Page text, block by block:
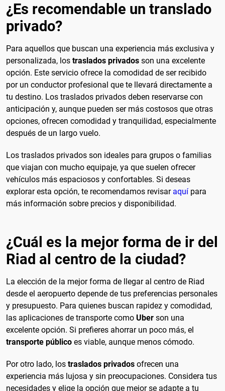
¿Es recomendable un translado
privado?
Para aquellos que buscan una experiencia más exclusiva y
personalizada, los traslados privados son una excelente
opción. Este servicio ofrece la comodidad de ser recibido
por un conductor profesional que te llevará directamente a
tu destino. Los traslados privados deben reservarse con
anticipación y, aunque pueden ser más costosos que otras
opciones, ofrecen comodidad y tranquilidad, especialmente
después de un largo vuelo.
Los traslados privados son ideales para grupos o familias
que viajan con mucho equipaje, ya que suelen ofrecer
vehículos más espaciosos y confortables. Si deseas
explorar esta opción, te recomendamos revisar aquí para
más información sobre precios y disponibilidad.
¿Cuál es la mejor forma de ir del
Riad al centro de la ciudad?
La elección de la mejor forma de llegar al centro de Riad
desde el aeropuerto depende de tus preferencias personales
y presupuesto. Para quienes buscan rapidez y comodidad,
las aplicaciones de transporte como Uber son una
excelente opción. Si prefieres ahorrar un poco más, el
transporte público es viable, aunque menos cómodo.
Por otro lado, los traslados privados ofrecen una
experiencia más lujosa y sin preocupaciones. Considera tus
necesidades y elige la opción que mejor se adapte a tu